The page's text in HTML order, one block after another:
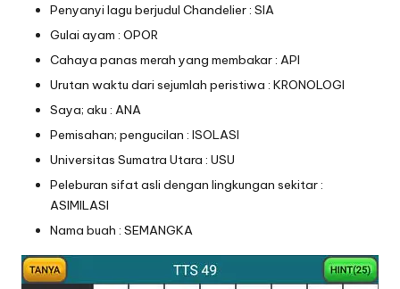
Penyanyi lagu berjudul Chandelier : SIA
Gulai ayam : OPOR
Cahaya panas merah yang membakar : API
Urutan waktu dari sejumlah peristiwa : KRONOLOGI
Saya; aku : ANA
Pemisahan; pengucilan : ISOLASI
Universitas Sumatra Utara : USU
Peleburan sifat asli dengan lingkungan sekitar :
ASIMILASI
Nama buah : SEMANGKA